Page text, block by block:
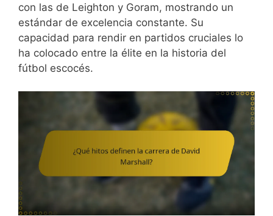
con las de Leighton y Goram, mostrando un
estándar de excelencia constante. Su
capacidad para rendir en partidos cruciales lo
ha colocado entre la élite en la historia del
fútbol escocés.